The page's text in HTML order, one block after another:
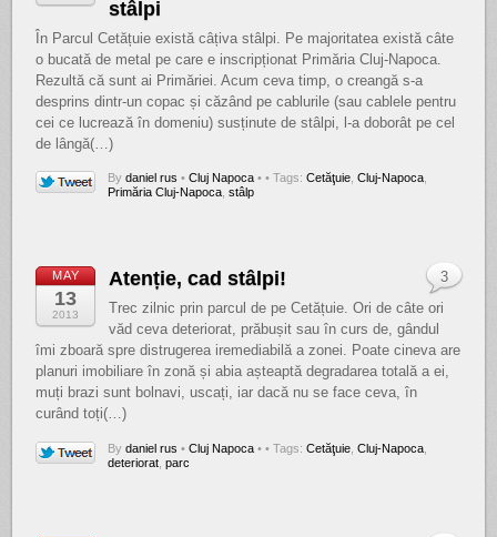
stâlpi
În Parcul Cetățuie există câțiva stâlpi. Pe majoritatea există câte
o bucată de metal pe care e inscripționat Primăria Cluj-Napoca.
Rezultă că sunt ai Primăriei. Acum ceva timp, o creangă s-a
desprins dintr-un copac și căzând pe cablurile (sau cablele pentru
cei ce lucrează în domeniu) susținute de stâlpi, l-a doborât pe cel
de lângă(…)
Bydaniel rus • Cluj Napoca • • Tags:Cetăţuie,Cluj-Napoca,
Primăria Cluj-Napoca,stâlp
MAY
13
2013
Atenție, cad stâlpi!
Trec zilnic prin parcul de pe Cetățuie. Ori de câte ori
văd ceva deteriorat, prăbușit sau în curs de, gândul
îmi zboară spre distrugerea iremediabilă a zonei. Poate cineva are
planuri imobiliare în zonă și abia așteaptă degradarea totală a ei,
muți brazi sunt bolnavi, uscați, iar dacă nu se face ceva, în
curând toți(…)
Bydaniel rus • Cluj Napoca •
3
• Tags:Cetăţuie ,Cluj-Napoca
deteriorat ,parc